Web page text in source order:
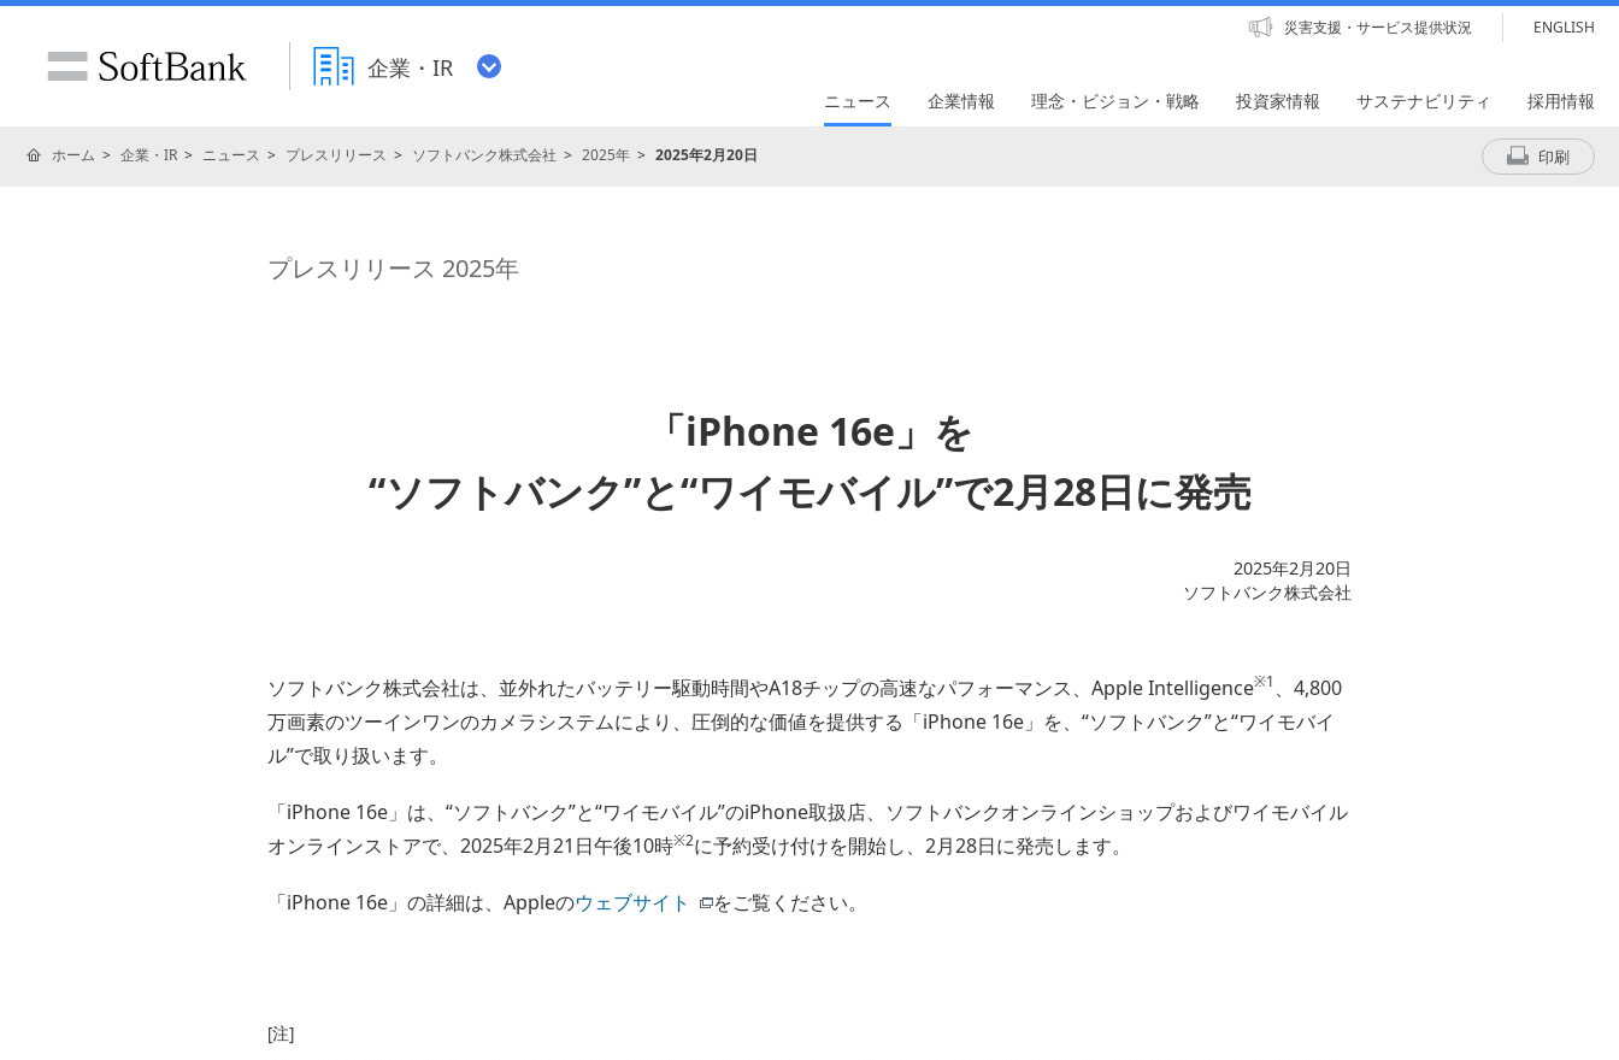
企業・IR
災害支援・サービス提供状況 ENGLISH
ニュース 企業情報 理念・ビジョン・戦略 投資家情報 サステナビリティ 採用情報
ホーム 企業・IR ニュース プレスリリース ソフトバンク株式会社 2025年 2025年2月20日 印刷
プレスリリース 2025年
「iPhone 16e」を
“ソフトバンク”と“ワイモバイル”で2月28日に発売
2025年2月20日
ソフトバンク株式会社
ソフトバンク株式会社は、並外れたバッテリー駆動時間やA18チップの高速なパフォーマンス、Apple Intelligence※1 、4,800
万画素のツーインワンのカメラシステムにより、圧倒的な価値を提供する「iPhone 16e」を、“ソフトバンク”と“ワイモバイ
ル”で取り扱います。
「iPhone 16e」は、“ソフトバンク”と“ワイモバイル”のiPhone取扱店、ソフトバンクオンラインショップおよびワイモバイル
オンラインストアで、2025年2月21日午後10時※2に予約受け付けを開始し、2月28日に発売します。
「iPhone 16e」の詳細は、Appleのウェブサイト をご覧ください。
[注]